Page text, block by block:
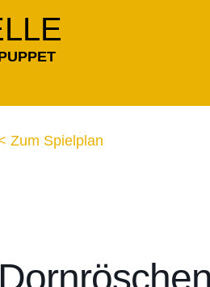
Zum Spielplan
Dornröschen